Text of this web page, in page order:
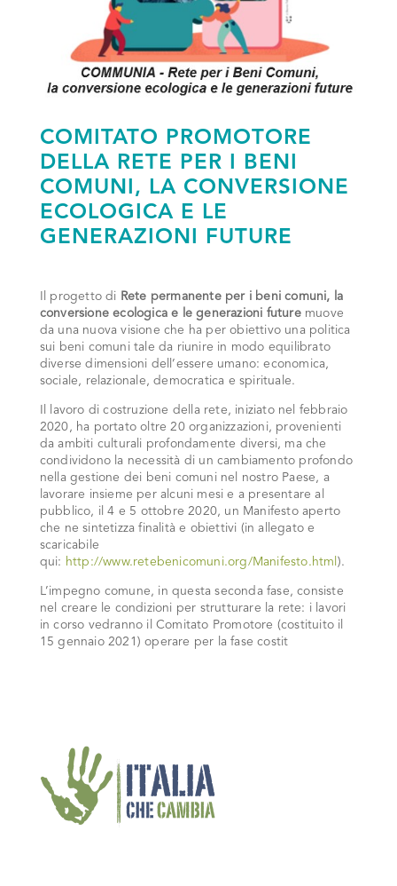
COMITATO PROMOTORE
DELLA RETE PER I BENI
COMUNI, LA CONVERSIONE
ECOLOGICA E LE
GENERAZIONI FUTURE
Il progetto di Rete permanente per i beni comuni, la
conversione ecologica e le generazioni futuremuove
da una nuova visione che ha per obiettivo una politica
sui beni comuni tale da riunire in modo equilibrato
diverse dimensioni dell’essere umano: economica,
sociale, relazionale, democratica e spirituale.
Il lavoro di costruzione della rete, iniziato nel febbraio
2020, ha portato oltre 20 organizzazioni, provenienti
da ambiti culturali profondamente diversi, ma che
condividono la necessità di un cambiamento profondo
nella gestione dei beni comuni nel nostro Paese, a
lavorare insieme per alcuni mesi e a presentare al
pubblico, il 4 e 5 ottobre 2020, un Manifesto aperto
che ne sintetizza finalità e obiettivi (in allegato e
scaricabile
qui: http://www.retebenicomuni.org/Manifesto.html ).
L’impegno comune, in questa seconda fase, consiste
nel creare le condizioni per strutturare la rete: i lavori
in corso vedranno il Comitato Promotore (costituito il
15 gennaio 2021) operare per la fase costit